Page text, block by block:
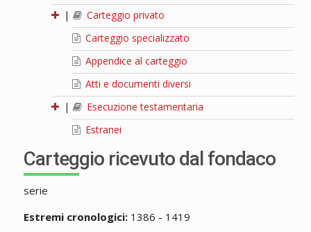
|
Carteggio privato
Carteggio specializzato
Appendice al carteggio
Atti e documenti diversi
|
Esecuzione testamentaria
Estranei
Carteggio ricevuto dal fondaco
serie
Estremi cronologici:1386 - 1419